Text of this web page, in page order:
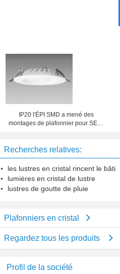
IP20 l'ÉPI SMD a mené des
montages de plafonnier pour SEC-
Recherches relatives:
les lustres en cristal rincent le bâti
lumières en cristal de lustre
lustres de goutte de pluie
Plafonniers en cristal
Regardez tous les produits
Profil de la société